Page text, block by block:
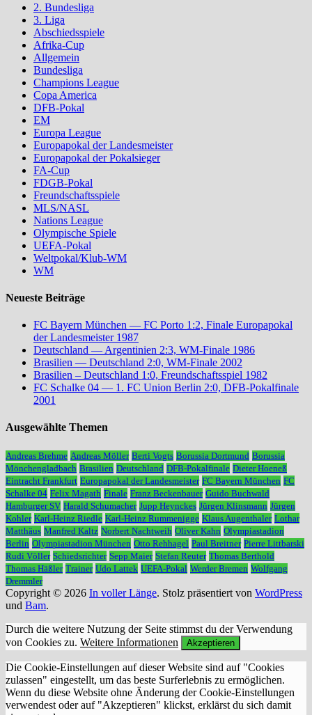
2. Bundesliga
3. Liga
Abschiedsspiele
Afrika-Cup
Allgemein
Bundesliga
Champions League
Copa America
DFB-Pokal
EM
Europa League
Europapokal der Landesmeister
Europapokal der Pokalsieger
FA-Cup
FDGB-Pokal
Freundschaftsspiele
MLS/NASL
Nations League
Olympische Spiele
UEFA-Pokal
Weltpokal/Klub-WM
WM
Neueste Beiträge
FC Bayern München — FC Porto 1:2, Finale Europapokal
der Landesmeister 1987
Deutschland — Argentinien 2:3, WM-Finale 1986
Brasilien — Deutschland 2:0, WM-Finale 2002
Brasilien – Deutschland 1:0, Freundschaftsspiel 1982
FC Schalke 04 — 1. FC Union Berlin 2:0, DFB-Pokalfinale
2001
Ausgewählte Themen
Andreas Brehme Andreas Möller Berti Vogts Borussia Dortmund Borussia
Mönchengladbach Brasilien Deutschland DFB-Pokalfinale Dieter Hoeneß
Eintracht Frankfurt Europapokal der Landesmeister FC Bayern München FC
Schalke 04 Felix Magath Finale Franz Beckenbauer Guido Buchwald
Hamburger SV Harald Schumacher Jupp Heynckes Jürgen Klinsmann Jürgen
Kohler Karl-Heinz Riedle Karl-Heinz Rummenigge Klaus Augenthaler Lothar
Matthäus Manfred Kaltz Norbert Nachtweih Oliver Kahn Olympiastadion
Berlin Olympiastadion München Otto Rehhagel Paul Breitner Pierre Littbarski
Rudi Völler Schiedsrichter Sepp Maier Stefan Reuter Thomas Berthold
Thomas Häßler Trainer Udo Lattek UEFA-Pokal Werder Bremen Wolfgang
Dremmler
Copyright © 2026 In voller Länge. Stolz präsentiert von WordPress
und Bam.
Durch die weitere Nutzung der Seite stimmst du der Verwendung
von Cookies zu. Weitere Informationen Akzeptieren
Die Cookie-Einstellungen auf dieser Website sind auf "Cookies
zulassen" eingestellt, um das beste Surferlebnis zu ermöglichen.
Wenn du diese Website ohne Änderung der Cookie-Einstellungen
verwendest oder auf "Akzeptieren" klickst, erklärst du sich damit